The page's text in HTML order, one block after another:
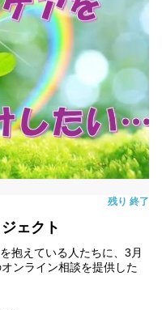
残り 終了
ェクト
抱えている人たちに、3月
ンライン相談を提供した